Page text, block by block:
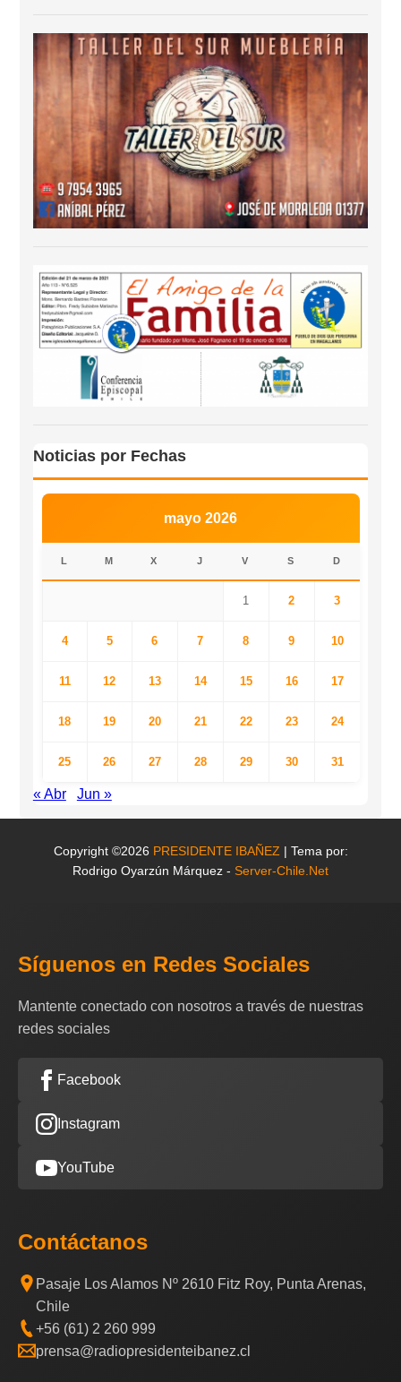
Noticias por Fechas
mayo 2026
L M X J V S D
1 2 3
4 5 6 7 8 9 10
11 12 13 14 15 16 17
18 19 20 21 22 23 24
25 26 27 28 29 30 31
« Abr Jun »
Copyright ©2026 PRESIDENTE IBAÑEZ | Tema por:
Rodrigo Oyarzún Márquez - Server-Chile.Net
Síguenos en Redes Sociales
Mantente conectado con nosotros a través de nuestras
redes sociales
Facebook
Instagram
YouTube
Contáctanos
Pasaje Los Alamos Nº 2610 Fitz Roy, Punta Arenas,
Chile
+56 (61) 2 260 999
prensa@radiopresidenteibanez.cl